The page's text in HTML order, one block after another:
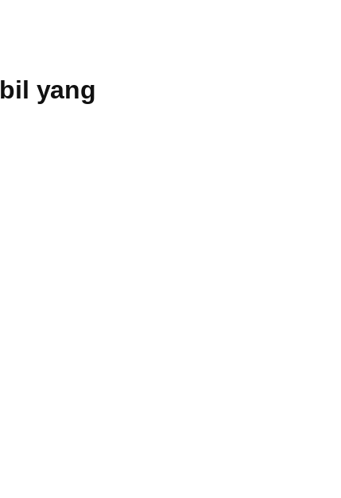
yang